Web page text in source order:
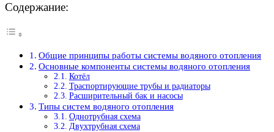
Содержание:
Общие принципы работы системы водяного отопления
Основные компоненты системы водяного отопления
Котёл
Траспортирующие трубы и радиаторы
Расширительный бак и насосы
Типы систем водяного отопления
Однотрубная схема
Двухтрубная схема